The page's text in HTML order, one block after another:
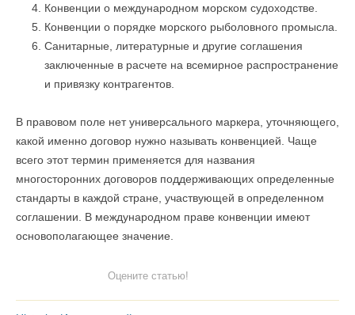
Конвенции о международном морском судоходстве.
Конвенции о порядке морского рыболовного промысла.
Санитарные, литературные и другие соглашения
заключенные в расчете на всемирное распространение
и привязку контрагентов.
В правовом поле нет универсального маркера, уточняющего,
какой именно договор нужно называть конвенцией. Чаще
всего этот термин применяется для названия
многосторонних договоров поддерживающих определенные
стандарты в каждой стране, участвующей в определенном
соглашении. В международном праве конвенции имеют
основополагающее значение.
Оцените статью!